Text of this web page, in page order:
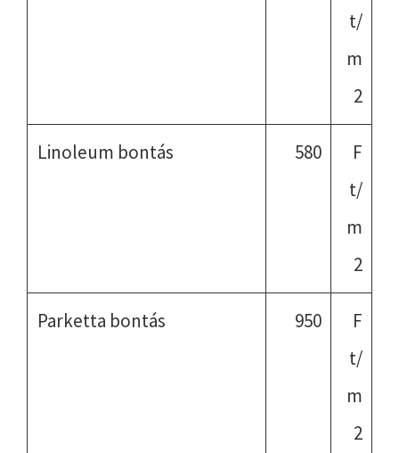
t/
m
2
Linoleum bontás 580
F
t/
m
2
Parketta bontás 950
F
t/
m
2